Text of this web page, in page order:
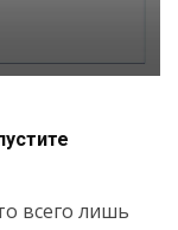
всего лишь